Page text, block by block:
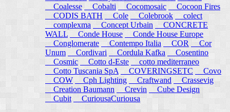
Coalesse
Cobalti Cocomosaic
Cocoon Fires
CODIS BATH
Cole Colebrook
colect
complexma
Concept Urbain
CONCRETE
WALL
Conde House
Conde House Europe
Conglomerate
Contempo Italia COR
Cor
Unum
Cordivari Cordula Kafka
Cosentino
Cosmic
Cotto d-Este
cotto mediterraneo
Cotto Tuscania SpA
COVERINGSETC
Covo
COW
Cph Lighting Craftwand
Crassevig
Creation Baumann
Crevin
Cube Design
Cubit
CuriousaCuriousa